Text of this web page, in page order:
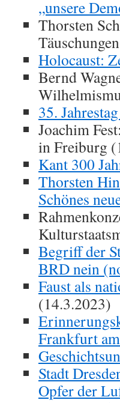
„unsere
Thorsten
Holocaust:
Bernd
35.
Joachim
in Freiburg
Kant 300
Thorsten
Schönes
Begriff der
BRD nein
Faust als
(14.3.2023)
Frankfurt
Stadt
Opfer der